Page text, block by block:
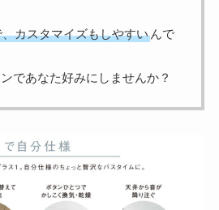
カスタマイズもしやすいんで
であなた好みにしませんか？